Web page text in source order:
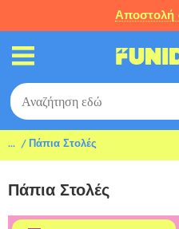
Αποστολή
... Πάπια Στολές
Πάπια Στολές